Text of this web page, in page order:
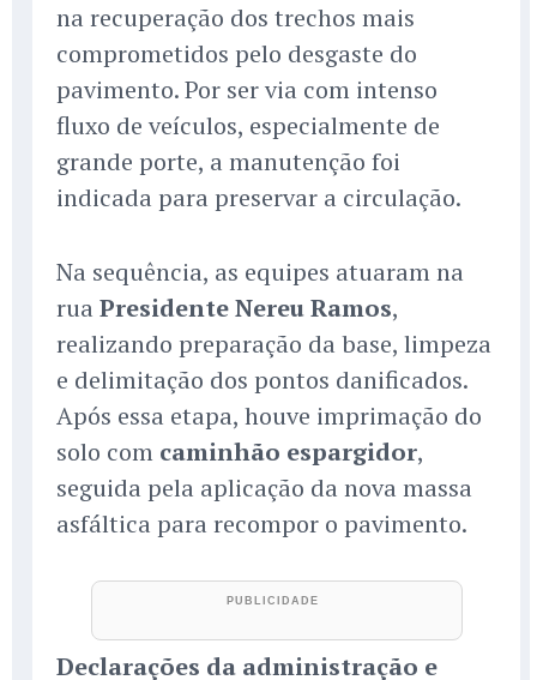
na recuperação dos trechos mais
comprometidos pelo desgaste do
pavimento. Por ser via com intenso
fluxo de veículos, especialmente de
grande porte, a manutenção foi
indicada para preservar a circulação.
Na sequência, as equipes atuaram na
rua Presidente Nereu Ramos,
realizando preparação da base, limpeza
e delimitação dos pontos danificados.
Após essa etapa, houve imprimação do
solo com caminhão espargidor,
seguida pela aplicação da nova massa
asfáltica para recompor o pavimento.
Declarações da administração e